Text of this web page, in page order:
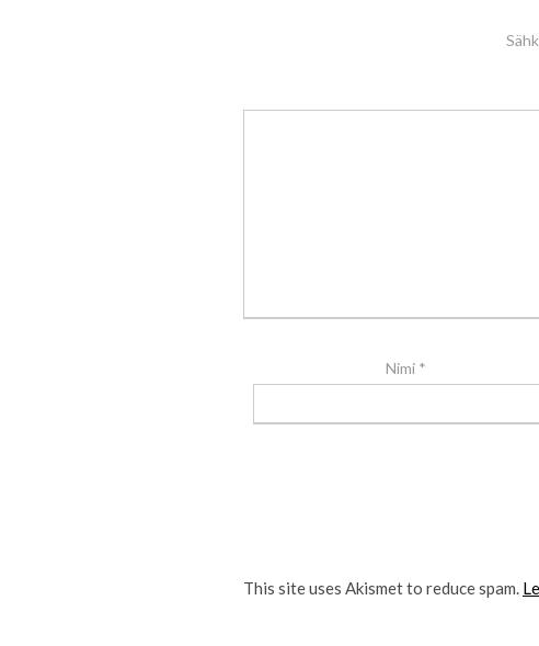
Nimi *
This site uses Akismet to reduce spam.